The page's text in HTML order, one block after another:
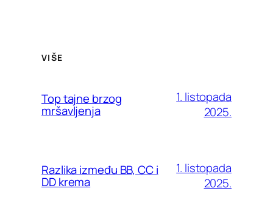
VIŠE
Top tajne brzog
mršavljenja
1. listopada
2025.
Razlika između BB, CC i
DD krema
1. listopada
2025.